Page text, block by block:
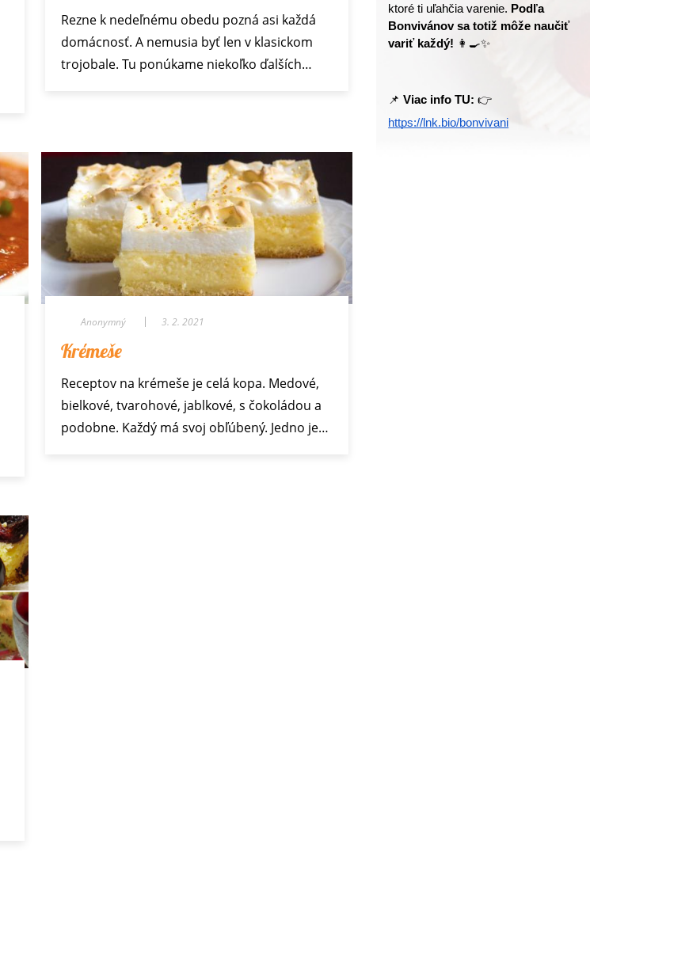
Rezne k nedeľnému obedu pozná asi každá
domácnosť. A nemusia byť len v klasickom
trojobale. Tu ponúkame niekoľko ďalších…
Anonymný 3. 2. 2021
Krémeše
Receptov na krémeše je celá kopa. Medové,
bielkové, tvarohové, jablkové, s čokoládou a
podobne. Každý má svoj obľúbený. Jedno je…
ktoré ti uľahčia varenie. Podľa
Bonvivánov sa totiž môže naučiť
variť každý! 👩‍🍳✨
📌 Viac info TU:
https://lnk.bio/bonvivani